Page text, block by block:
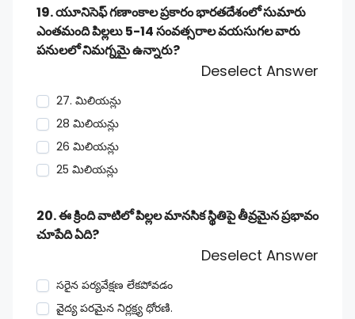
19. యూనిసెఫ్ గణాంకాల ప్రకారం భారతదేశంలో సుమారు
ఎంతమంది పిల్లలు 5-14 సంవత్సరాల వయసుగల వారు
పనులలో నిమగ్నమై ఉన్నారు?
Deselect Answer
27. మిలియన్లు
28 మిలియన్లు
26 మిలియన్లు
25 మిలియన్లు
20. ఈ క్రింది వాటిలో పిల్లల మానసిక స్థితిపై తీవ్రమైన ప్రభావం
చూపేది ఏది?
Deselect Answer
సరైన పర్యవేక్షణ లేకపోవడం
వైద్య పరమైన నిర్లక్ష్య ధోరణి.